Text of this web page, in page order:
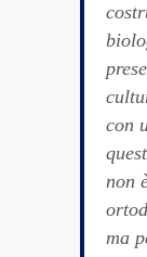
con
non
ma